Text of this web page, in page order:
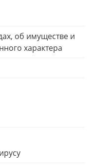
об имуществе и
характера